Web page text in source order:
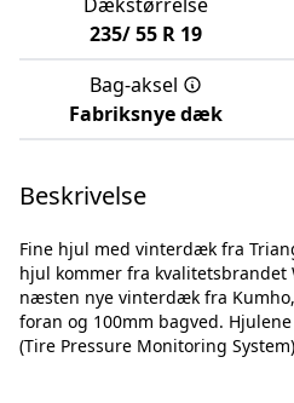
235/ 55 R 19
Bag-aksel
Fabriksnye dæk
Beskrivelse
Fine hjul med vinterdæk fra
hjul kommer fra kvalitetsbrandet
næsten nye vinterdæk fra
foran og 100mm bagved.